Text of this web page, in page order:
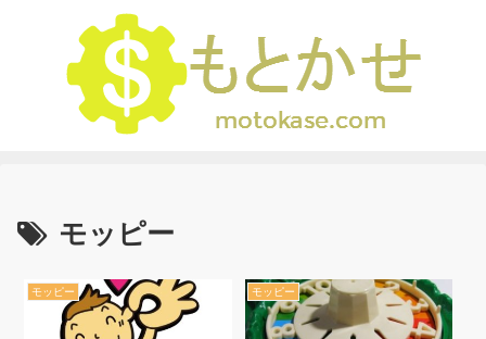
モッピー
モッピー モッピー